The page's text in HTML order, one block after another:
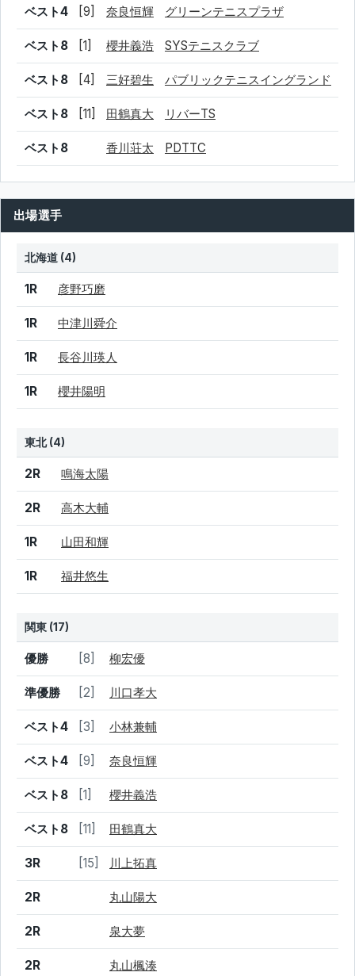
ベスト4 [9] 奈良恒輝 グリーンテニスプラザ
ベスト8 [1] 櫻井義浩 SYSテニスクラブ
ベスト8 [4] 三好碧生 パブリックテニスイングランド
ベスト8 [11] 田鶴真大 リバーTS
ベスト8 香川荘太 PDTTC
出場選手
北海道 (4)
結果 シード 選手名
1R 彦野巧磨
1R 中津川舜介
1R 長谷川瑛人
1R 櫻井陽明
東北 (4)
結果 シード 選手名
2R 鳴海太陽
2R 高木大輔
1R 山田和輝
1R 福井悠生
関東 (17)
結果 シード 選手名
優勝 [8] 柳宏優
準優勝 [2] 川口孝大
ベスト4 [3] 小林兼輔
ベスト4 [9] 奈良恒輝
ベスト8 [1] 櫻井義浩
ベスト8 [11] 田鶴真大
3R [15] 川上拓真
2R 丸山陽大
2R 泉大夢
2R 丸山楓湊